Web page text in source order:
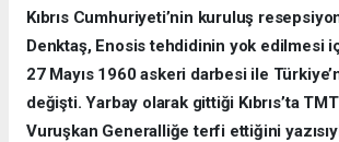
Kıbrıs Cumhuriyeti’nin kuruluş
Denktaş, Enosis tehdidinin yok edilmesi
27 Mayıs 1960 askeri darbesi ile
değişti. Yarbay olarak gittiği Kıbrıs’ta
Vuruşkan Generalliğe terfi ettiğini